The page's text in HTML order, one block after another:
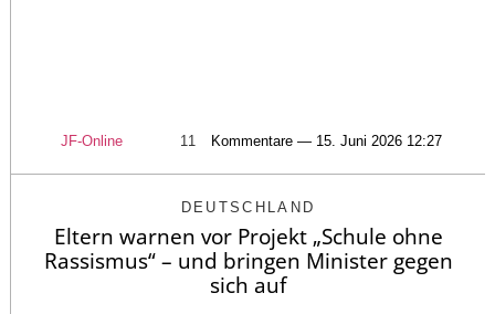
JF-Online 11 Kommentare — 15. Juni 2026 12:27
DEUTSCHLAND
Eltern warnen vor Projekt „Schule ohne
Rassismus“ – und bringen Minister gegen
sich auf